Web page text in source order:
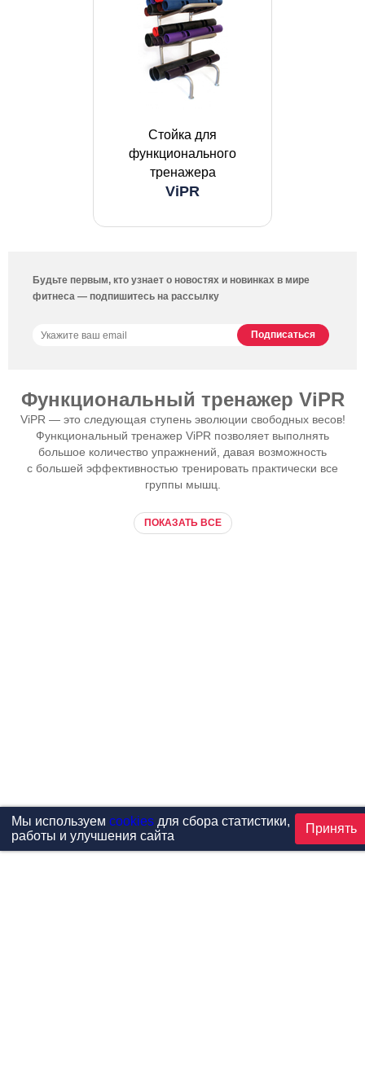
Стойка для
функционального
тренажера
ViPR
Будьте первым, кто узнает о новостях и новинках в мире
фитнеса — подпишитесь на рассылку
Функциональный тренажер ViPR
ViPR — это следующая ступень эволюции свободных весов!
Функциональный тренажер ViPR позволяет выполнять
большое количество упражнений, давая возможность
с большей эффективностью тренировать практически все
группы мышц.
ПОКАЗАТЬ ВСЕ
Мы используем cookiesдля сбора статистики,
работы и улучшения сайта
Принять